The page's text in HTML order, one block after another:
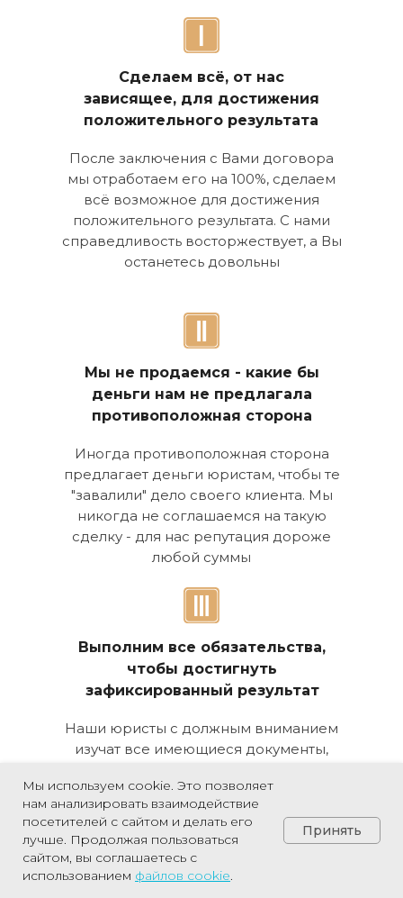
После заключения с Вами договора
мы отработаем его на 100%, сделаем
всё возможное для достижения
положительного результата. С нами
справедливость восторжествует, а Вы
останетесь довольны
Иногда противоположная сторона
предлагает деньги юристам, чтобы те
"завалили" дело своего клиента. Мы
никогда не соглашаемся на такую
сделку - для нас репутация дороже
любой суммы
Наши юристы с должным вниманием
изучат все имеющиеся документы,
добросовестно выполнят все
обязательства по договору для
достижения поставленного результата
Сделаем всё, от нас
зависящее, для достижения
положительного результата
Мы не продаемся - какие бы
деньги нам не предлагала
противоположная сторона
Выполним все обязательства,
чтобы достигнуть
зафиксированный результат
Позвонить
Мы используем cookie. Это позволяет
нам анализировать взаимодействие
посетителей с сайтом и делать его
лучше. Продолжая пользоваться
сайтом, вы соглашаетесь с
использованием файлов cookie.
Принять